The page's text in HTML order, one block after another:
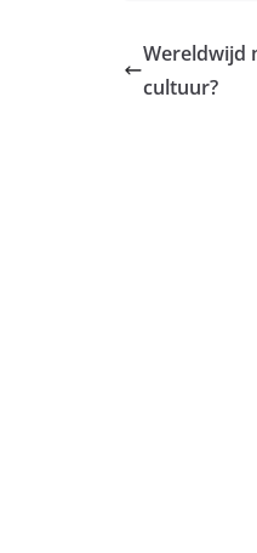
Wereldwijd
cultuur?